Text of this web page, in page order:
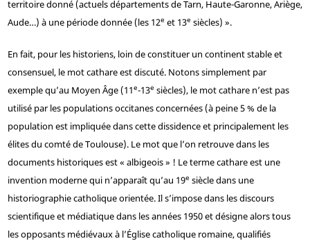
territoire donné (actuels départements de Tarn, Haute-Garonne, Ariège,
Aude…) à une période donnée (les 12e et 13e siècles) ».
En fait, pour les historiens, loin de constituer un continent stable et
consensuel, le mot cathare est discuté. Notons simplement par
exemple qu’au Moyen Âge (11e-13e siècles), le mot cathare n’est pas
utilisé par les populations occitanes concernées (à peine 5 % de la
population est impliquée dans cette dissidence et principalement les
élites du comté de Toulouse). Le mot que l’on retrouve dans les
documents historiques est « albigeois » ! Le terme cathare est une
invention moderne qui n’apparaît qu’au 19e siècle dans une
historiographie catholique orientée. Il s’impose dans les discours
scientifique et médiatique dans les années 1950 et désigne alors tous
les opposants médiévaux à l’Église catholique romaine, qualifiés